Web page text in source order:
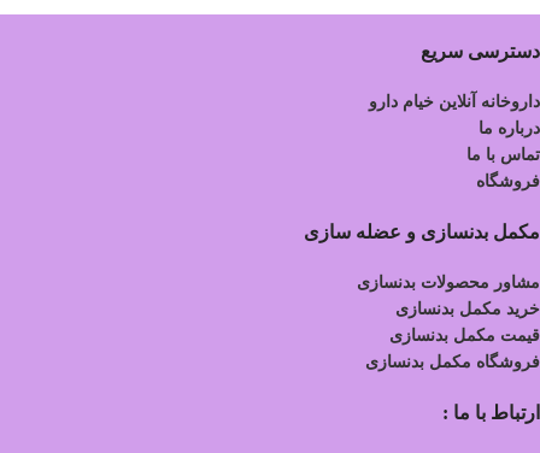
دسترسی سریع
داروخانه آنلاین خیام دارو
درباره ما
تماس با ما
فروشگاه
مکمل بدنسازی و عضله سازی
مشاور محصولات بدنسازی
خرید مکمل بدنسازی
قیمت مکمل بدنسازی
فروشگاه مکمل بدنسازی
ارتباط با ما :